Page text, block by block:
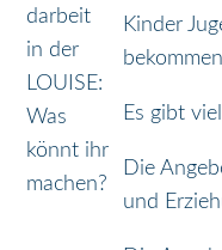
Kinder
Es gibt
Die
und